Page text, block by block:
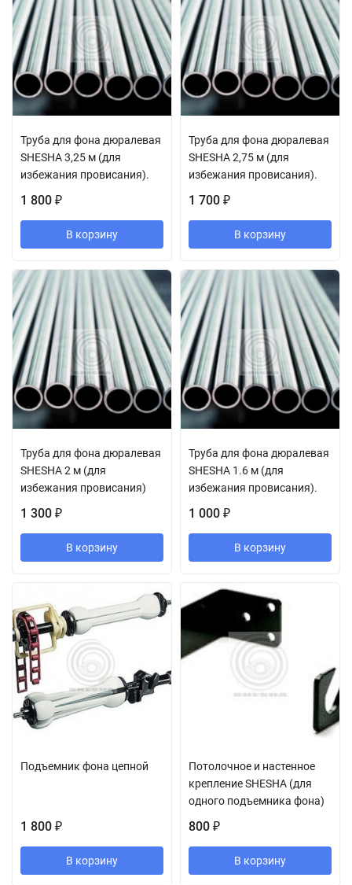
Труба для фона дюралевая
SHESHA 3,25 м (для
избежания провисания).
1 800 ₽
В корзину
Труба для фона дюралевая
SHESHA 2,75 м (для
избежания провисания).
1 700 ₽
В корзину
Труба для фона дюралевая
SHESHA 2 м (для
избежания провисания)
1 300 ₽
В корзину
Труба для фона дюралевая
SHESHA 1.6 м (для
избежания провисания).
1 000 ₽
В корзину
Подъемник фона цепной
1 800 ₽
В корзину
Потолочное и настенное
крепление SHESHA (для
одного подъемника фона)
800 ₽
В корзину